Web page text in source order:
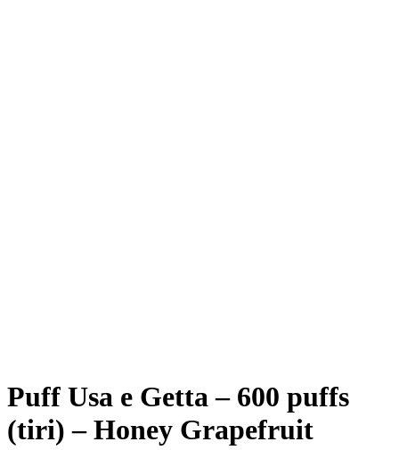
Puff Usa e Getta – 600 puffs
(tiri) – Honey Grapefruit